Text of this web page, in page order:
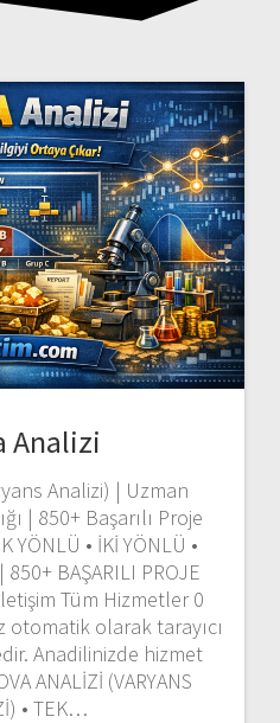
Analizi
Analizi) | Uzman
| 850+ Başarılı Proje
YÖNLÜ • İKİ YÖNLÜ •
850+ BAŞARILI PROJE
Tüm Hizmetler 0
otomatik olarak tarayıcı
Anadilinizde hizmet
ANALİZİ (VARYANS
• TEK…